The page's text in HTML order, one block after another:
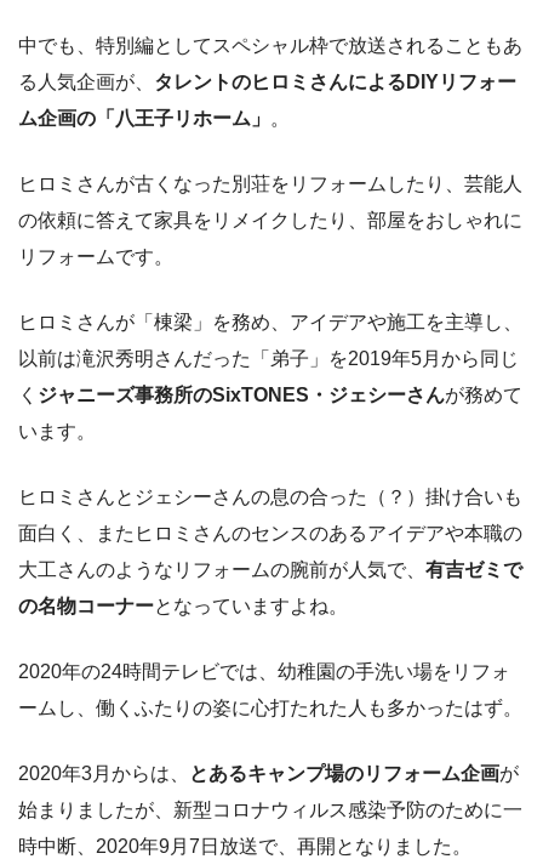
中でも、特別編としてスペシャル枠で放送されることもあ
る人気企画が、 タレントのヒロミさんによるDIYリフォー
ム企画の「八王子リホーム」 。
ヒロミさんが古くなった別荘をリフォームしたり、芸能人
の依頼に答えて家具をリメイクしたり、部屋をおしゃれに
リフォームです。
ヒロミさんが「棟梁」を務め、アイデアや施工を主導し、
以前は滝沢秀明さんだった「弟子」を2019年5月から同じ
く ジャニーズ事務所のSixTONES・ジェシーさんが務めて
います。
ヒロミさんとジェシーさんの息の合った（？）掛け合いも
面白く、またヒロミさんのセンスのあるアイデアや本職の
大工さんのようなリフォームの腕前が人気で、 有吉ゼミで
の名物コーナーとなっていますよね。
2020年の24時間テレビでは、幼稚園の手洗い場をリフォ
ームし、働くふたりの姿に心打たれた人も多かったはず。
2020年3月からは、 とあるキャンプ場のリフォーム企画が
始まりましたが、新型コロナウィルス感染予防のために一
時中断、2020年9月7日放送で、再開となりました。